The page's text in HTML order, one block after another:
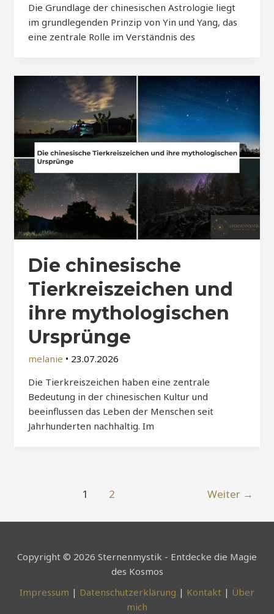
Die Grundlage der chinesischen Astrologie liegt
im grundlegenden Prinzip von Yin und Yang, das
eine zentrale Rolle im Verständnis des
Die chinesische
Tierkreiszeichen und
ihre mythologischen
Ursprünge
melanie • 23.07.2026
Die Tierkreiszeichen haben eine zentrale
Bedeutung in der chinesischen Kultur und
beeinflussen das Leben der Menschen seit
Jahrhunderten nachhaltig. Im
1 2 Weiter →
Copyright © 2026 Sternenmystik - Entdecke die Magie
des Kosmos
Impressum | Datenschutzerklärung | Kontakt | Über
mich